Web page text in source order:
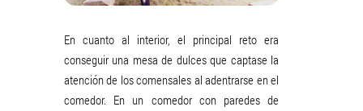
En cuanto al interior, el principal reto era
conseguir una mesa de dulces que captase la
atención de los comensales al adentrarse en el
comedor. En un comedor con paredes de